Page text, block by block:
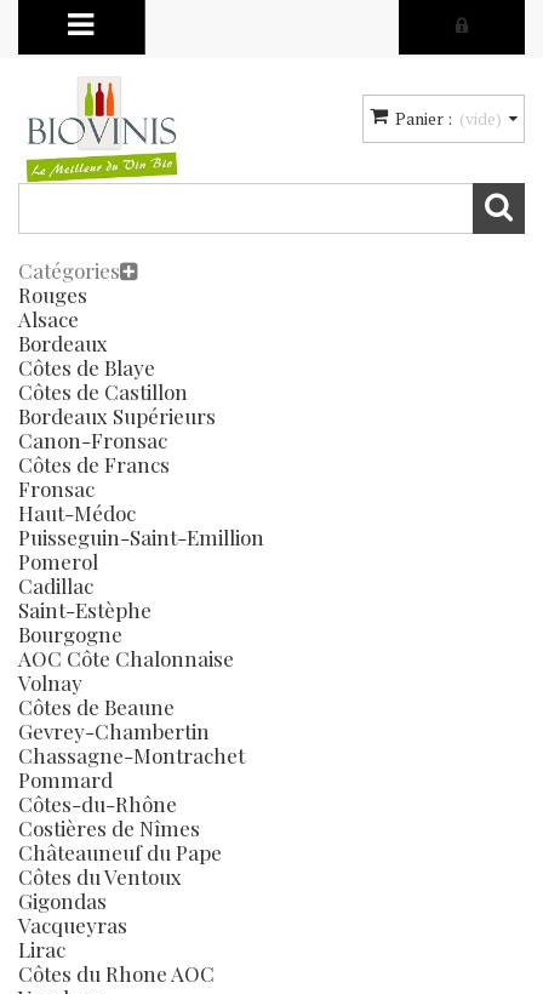
Catégories
Rouges
Alsace
Bordeaux
Côtes de Blaye
Côtes de Castillon
Bordeaux Supérieurs
Canon-Fronsac
Côtes de Francs
Fronsac
Haut-Médoc
Puisseguin-Saint-Emillion
Pomerol
Cadillac
Saint-Estèphe
Bourgogne
AOC Côte Chalonnaise
Volnay
Côtes de Beaune
Gevrey-Chambertin
Chassagne-Montrachet
Pommard
Côtes-du-Rhône
Costières de Nîmes
Châteauneuf du Pape
Côtes du Ventoux
Gigondas
Vacqueyras
Lirac
Côtes du Rhone AOC
Panier : (vide)